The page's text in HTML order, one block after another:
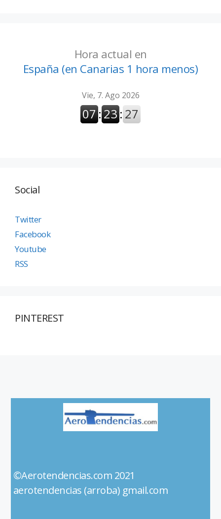
Hora actual en
España (en Canarias 1 hora menos)
Social
Twitter
Facebook
Youtube
RSS
PINTEREST
©Aerotendencias.com 2021
aerotendencias (arroba) gmail.com